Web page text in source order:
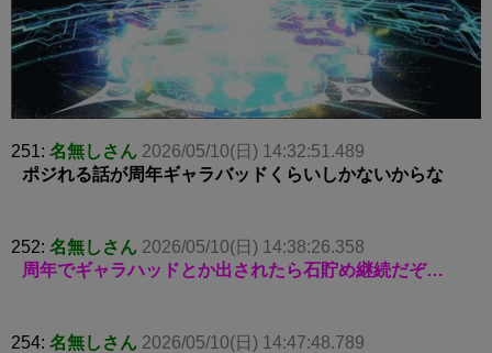
251: 名無しさん 2026/05/10(日) 14:32:51.489
ポジれる話が周年ギャラバッドくらいしかないからな
252: 名無しさん 2026/05/10(日) 14:38:26.358
周年でギャラハッドとか出されたら石貯め継続だぞ…
254: 名無しさん 2026/05/10(日) 14:47:48.789